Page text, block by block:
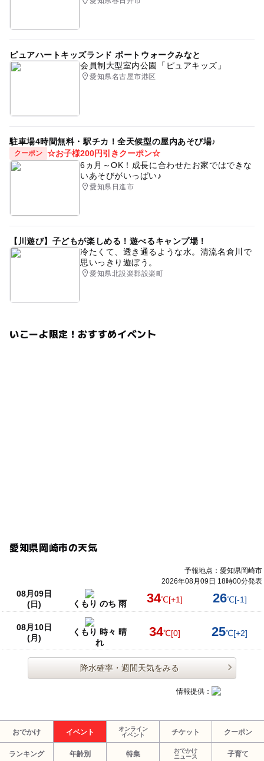
ピュアハートキッズランド ポートウォークみなと
会員制大型室内公園「ピュアキッズ」
愛知県名古屋市港区
駐車場4時間無料・駅チカ！全天候型の屋内あそび場♪
クーポン ☆お子様200円引きクーポン☆
6ヵ月～OK！成長に合わせたお家ではできな
いあそびがいっぱい♪
愛知県日進市
【川遊び】子どもが楽しめる！遊べるキャンプ場！
冷たくて、透き通るような水。清流名倉川で
思いっきり遊ぼう。
愛知県北設楽郡設楽町
いこーよ限定！おすすめイベント
愛知県岡崎市の天気
予報地点：愛知県岡崎市
2026年08月09日 18時00分発表
08月09日
(日)
くもり のち 雨 34℃[+1] 26℃[-1]
08月10日
(月)
くもり 時々 晴
れ
34℃[0] 25℃[+2]
降水確率・週間天気をみる
情報提供：
おでかけ イベント
オンライン
イベント
チケット クーポン
ランキング 年齢別 特集
おでかけ
ニュース
子育て